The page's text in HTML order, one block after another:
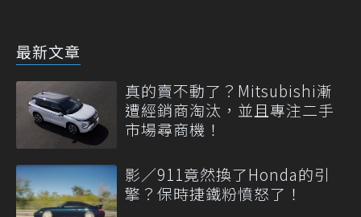
最新文章
真的賣不動了？Mitsubishi漸
遭經銷商淘汰，並且專注二手
市場尋商機！
影／911竟然換了Honda的引
擎？保時捷鐵粉憤怒了！